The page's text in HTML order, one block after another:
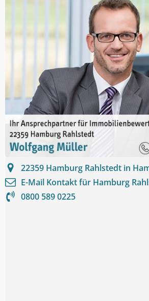
22359 Hamburg Rahlstedt in
E-Mail Kontakt für Hamburg
0800 589 0225